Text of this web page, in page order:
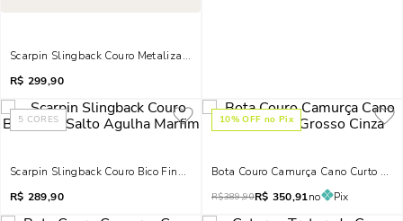
Scarpin Slingback Couro Metalizado Dourado Bico Fino
R$ 299,90
5 CORES
Scarpin Slingback Couro Bico Fino Salto Agulha Marfim
R$ 289,90
10% OFF no Pix
Bota Couro Camurça Cano Curto
R$389,90R$ 350,91no Pix